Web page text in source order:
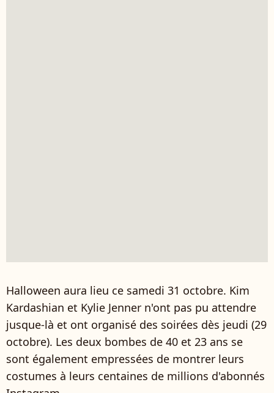
Halloween aura lieu ce samedi 31 octobre. Kim
Kardashian et Kylie Jenner n'ont pas pu attendre
jusque-là et ont organisé des soirées dès jeudi (29
octobre). Les deux bombes de 40 et 23 ans se
sont également empressées de montrer leurs
costumes à leurs centaines de millions d'abonnés